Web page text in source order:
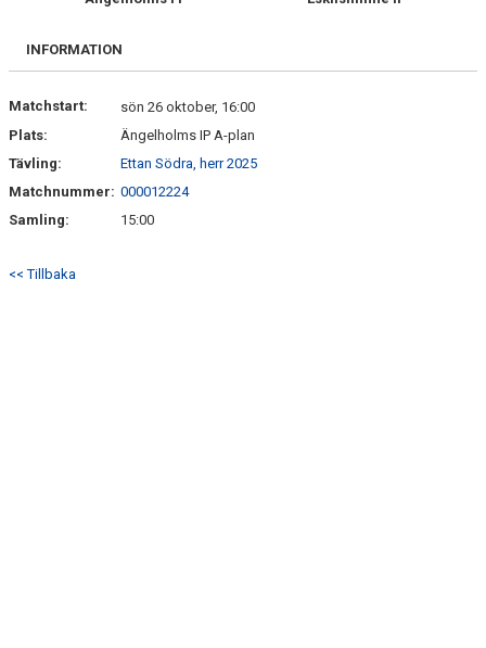
INFORMATION
Matchstart:
sön 26 oktober, 16:00
Plats:
Ängelholms IP A-plan
Tävling:
Ettan Södra, herr 2025
Matchnummer: 000012224
Samling:
15:00
<< Tillbaka